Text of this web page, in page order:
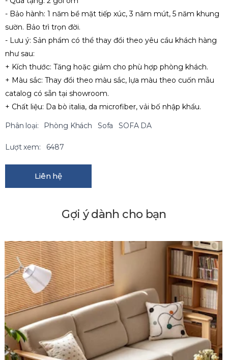
- Bảo hành: 1 năm bề mặt tiếp xúc, 3 năm mút, 5 năm khung
sườn. Bảo trì trọn đời.
- Lưu ý: Sản phẩm có thể thay đổi theo yêu cầu khách hàng
như sau:
+ Kích thước: Tăng hoặc giảm cho phù hợp phòng khách.
+ Màu sắc: Thay đổi theo màu sắc, lựa màu theo cuốn mẫu
catalog có sẵn tại showroom.
+ Chất liệu: Da bò italia, da microfiber, vải bố nhập khẩu.
Phân loại: Phòng Khách Sofa SOFA DA
Lượt xem: 6487
Liên hệ
Gợi ý dành cho bạn